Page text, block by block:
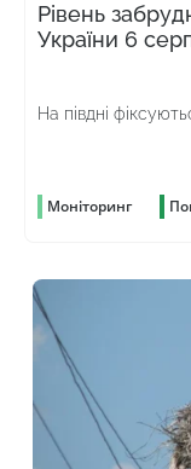
Рівень
України 6
На півдні
Моніторинг